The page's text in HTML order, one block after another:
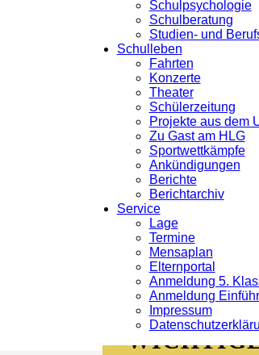
Schulpsychologie
Schulberatung
Studien- und
Schulleben
Fahrten
Konzerte
Theater
Schülerzeitung
Projekte aus dem
Zu Gast am HLG
Sportwettkämpfe
Ankündigungen
Berichte
Berichtarchiv
Service
Lage
Termine
Mensaplan
Elternportal
Anmeldung 5.
Anmeldung
Impressum
Weitere